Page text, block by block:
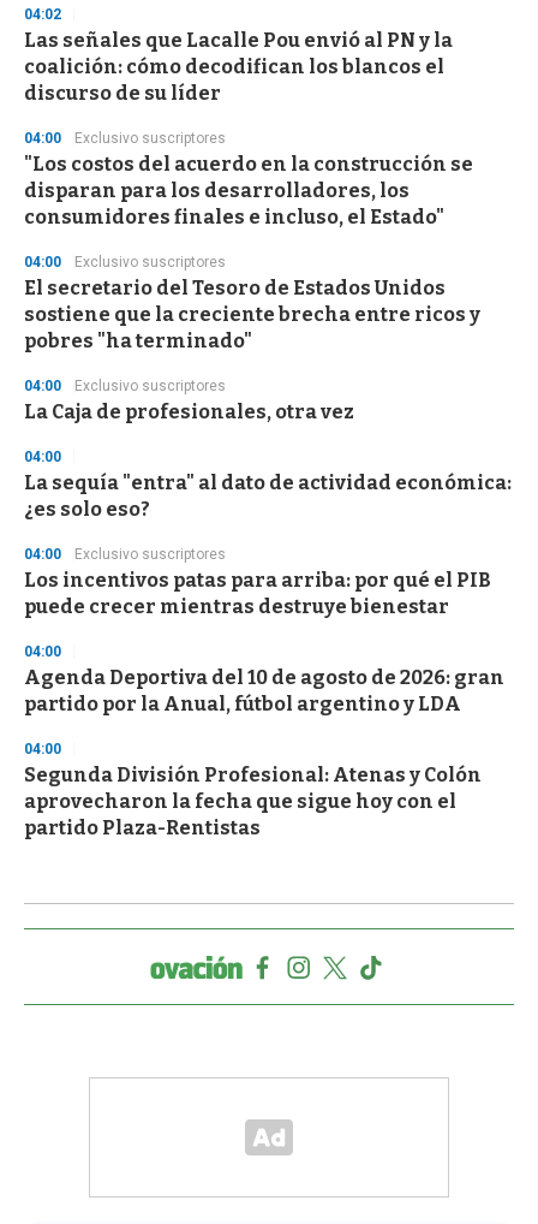
d
s
o
f
3
s
e
o
n
04:02
Las señales que Lacalle Pou envió al PN y la
coalición: cómo decodifican los blancos el
discurso de su líder
04:00 Exclusivo suscriptores
"Los costos del acuerdo en la construcción se
disparan para los desarrolladores, los
consumidores finales e incluso, el Estado"
04:00 Exclusivo suscriptores
El secretario del Tesoro de Estados Unidos
sostiene que la creciente brecha entre ricos y
pobres "ha terminado"
04:00 Exclusivo suscriptores
La Caja de profesionales, otra vez
04:00
La sequía "entra" al dato de actividad económica:
¿es solo eso?
04:00 Exclusivo suscriptores
Los incentivos patas para arriba: por qué el PIB
puede crecer mientras destruye bienestar
04:00
Agenda Deportiva del 10 de agosto de 2026: gran
partido por la Anual, fútbol argentino y LDA
04:00
Segunda División Profesional: Atenas y Colón
aprovecharon la fecha que sigue hoy con el
partido Plaza-Rentistas